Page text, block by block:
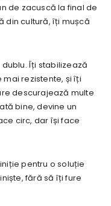
de zacuscă la final de
din cultură, îți mușcă
Îți stabilizează
rezistente, și îți
descurajează multe
bine, devine un
circ, dar își face
pentru o soluție
fără să îți fure